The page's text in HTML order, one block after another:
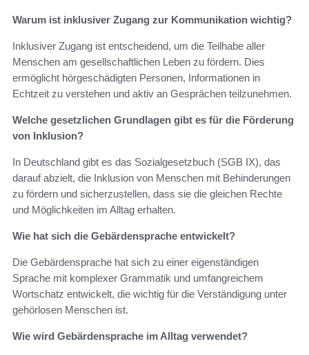
Warum ist inklusiver Zugang zur Kommunikation wichtig?
Inklusiver Zugang ist entscheidend, um die Teilhabe aller
Menschen am gesellschaftlichen Leben zu fördern. Dies
ermöglicht hörgeschädigten Personen, Informationen in
Echtzeit zu verstehen und aktiv an Gesprächen teilzunehmen.
Welche gesetzlichen Grundlagen gibt es für die Förderung
von Inklusion?
In Deutschland gibt es das Sozialgesetzbuch (SGB IX), das
darauf abzielt, die Inklusion von Menschen mit Behinderungen
zu fördern und sicherzustellen, dass sie die gleichen Rechte
und Möglichkeiten im Alltag erhalten.
Wie hat sich die Gebärdensprache entwickelt?
Die Gebärdensprache hat sich zu einer eigenständigen
Sprache mit komplexer Grammatik und umfangreichem
Wortschatz entwickelt, die wichtig für die Verständigung unter
gehörlosen Menschen ist.
Wie wird Gebärdensprache im Alltag verwendet?